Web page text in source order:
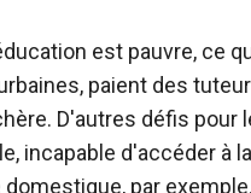
est pauvre, ce
paient des
D'autres défis pour
incapable d'accéder à
par exemple.